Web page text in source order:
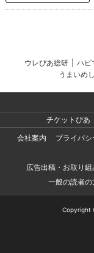
ウレぴあ総研 ハピ
うまいめし
チケットぴあ
会社案内
プライバ
広告出稿・お取り
一般の読者
Copyright